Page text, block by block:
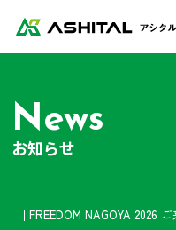
News
お知らせ
FREEDOM NAGOYA 2026